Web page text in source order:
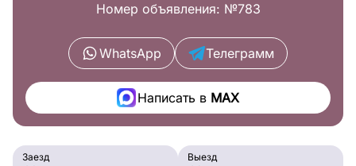
Номер объявления: №783
WhatsApp Телеграмм
Написать вMAX
Заезд Выезд